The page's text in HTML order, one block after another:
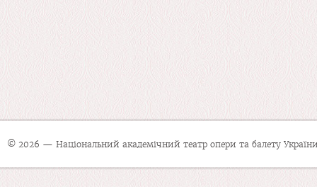
© 2026 — Національний академічний театр опери та балету